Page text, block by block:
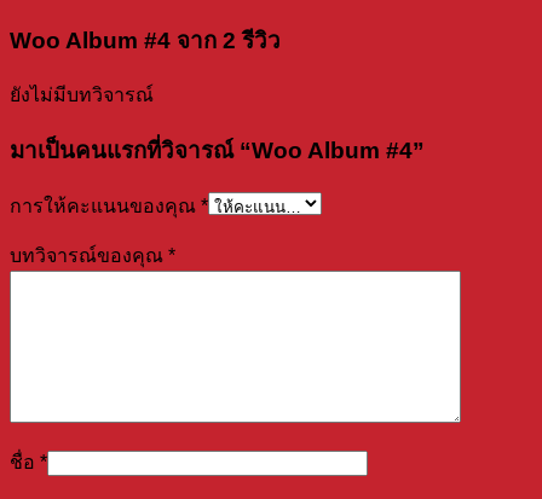
Woo Album #4 จาก 2 รีวิว
ยังไม่มีบทวิจารณ์
มาเป็นคนแรกที่วิจารณ์ “Woo Album #4”
การให้คะแนนของคุณ *
บทวิจารณ์ของคุณ *
ชื่อ *